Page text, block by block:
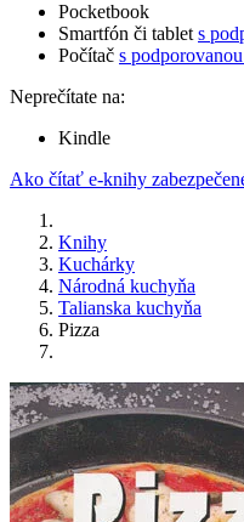
Pocketbook
Smartfón či tablet s
Počítač s
Neprečítate na:
Kindle
Ako čítať e-knihy
Knihy
Kuchárky
Národná kuchyňa
Talianska kuchyňa
Pizza